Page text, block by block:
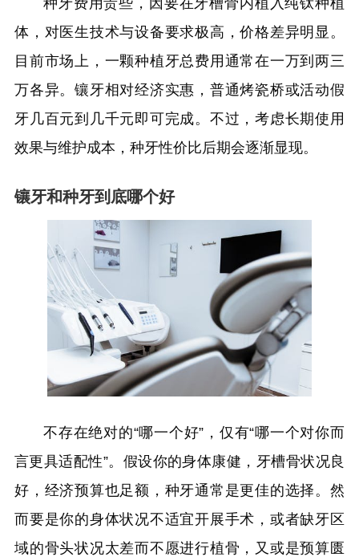
种牙费用贵些，因要在牙槽骨内植入纯钛种植
体，对医生技术与设备要求极高，价格差异明显。
目前市场上，一颗种植牙总费用通常在一万到两三
万各异。镶牙相对经济实惠，普通烤瓷桥或活动假
牙几百元到几千元即可完成。不过，考虑长期使用
效果与维护成本，种牙性价比后期会逐渐显现。
镶牙和种牙到底哪个好
不存在绝对的“哪一个好”，仅有“哪一个对你而
言更具适配性”。假设你的身体康健，牙槽骨状况良
好，经济预算也足额，种牙通常是更佳的选择。然
而要是你的身体状况不适宜开展手术，或者缺牙区
域的骨头状况太差而不愿进行植骨，又或是预算匮